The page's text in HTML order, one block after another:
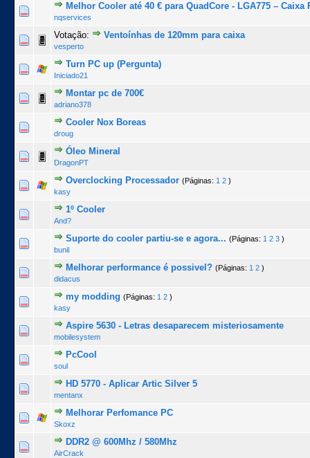
Melhor Cooler até 40 € para QuadCore - LGA775 – Caixa
nqservices
0 Voto(s) - 0 de 5 na totalidade
123 4 5
Votação: Ventoínhas de 120mm para caixa
vesperto
0 Voto(s) - 0 de 5 na totalidade
12 345
Turn PC up (Pergunta)
Iniciado21
0 Voto(s) - 0 de 5 na totalidade
1234
Montar pc de 700€
adriano378
0 Voto(s) - 0 de 5 na totalidade
1
Cooler Nox Boreas
droug
0 Voto(s) - 0 de 5 na totalidade
1
Óleo Mineral
DragonPT
0 Voto(s) - 0 de 5 na totalidade
Overclocking Processador (Páginas: 1 2 )
kasy
1 Voto(s) - 5 de 5 na totalidade
12345
1º Cooler
And?
0 Voto(s) - 0 de 5 na totalidade
Suporte do cooler partiu-se e agora... (Páginas: 1 2 3 )
bunil
0 Voto(s) - 0 de 5 na totalidade
1 2345
Melhorar performance é possivel? (Páginas: 1 2 )
didacus
0 Voto(s) - 0 de 5 na totalidade
1234 5
my modding (Páginas: 1 2 )
kasy
2 Voto(s) - 4 de 5 na totalidade
123 4 5
Aspire 5630 - Letras desaparecem misteriosamente
mobilesystem
0 Voto(s) - 0 de 5 na totalidade
12 345
PcCool
soul
0 Voto(s) - 0 de 5 na totalidade
HD 5770 - Aplicar Artic Silver 5
mentanx
0 Voto(s) - 0 de 5 na totalidade
12 34 5
Melhorar Perfomance PC
Skoxz
0 Voto(s) - 0 de 5 na totalidade
1234 5
DDR2 @ 600Mhz / 580Mhz
AirCrack
0 Voto(s) - 0 de 5 na totalidade
12345